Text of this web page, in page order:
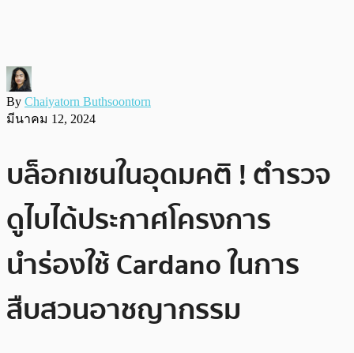
By Chaiyatorn Buthsoontorn
มีนาคม 12, 2024
บล็อกเชนในอุดมคติ ! ตำรวจ
ดูไบได้ประกาศโครงการ
นำร่องใช้ Cardano ในการ
สืบสวนอาชญากรรม